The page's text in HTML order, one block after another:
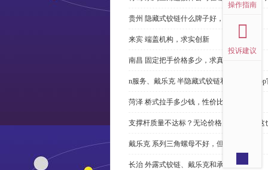
贵州 隐藏式铰链什么牌子好，恭请来电
来宾 端盖机构，求实创新
南昌 固定把手价格多少，求真务实
n服务、戴乐克 半隐藏式铰链和米乐体育
菏泽 桥式拉手多少钱，性价比高
支撑杆质量不达标？无论价格多么便宜，这
戴乐克 系列三角螺母不好，但更好
长治 外露式铰链、戴乐克和承诺戴乐克
操作指南
投诉建议